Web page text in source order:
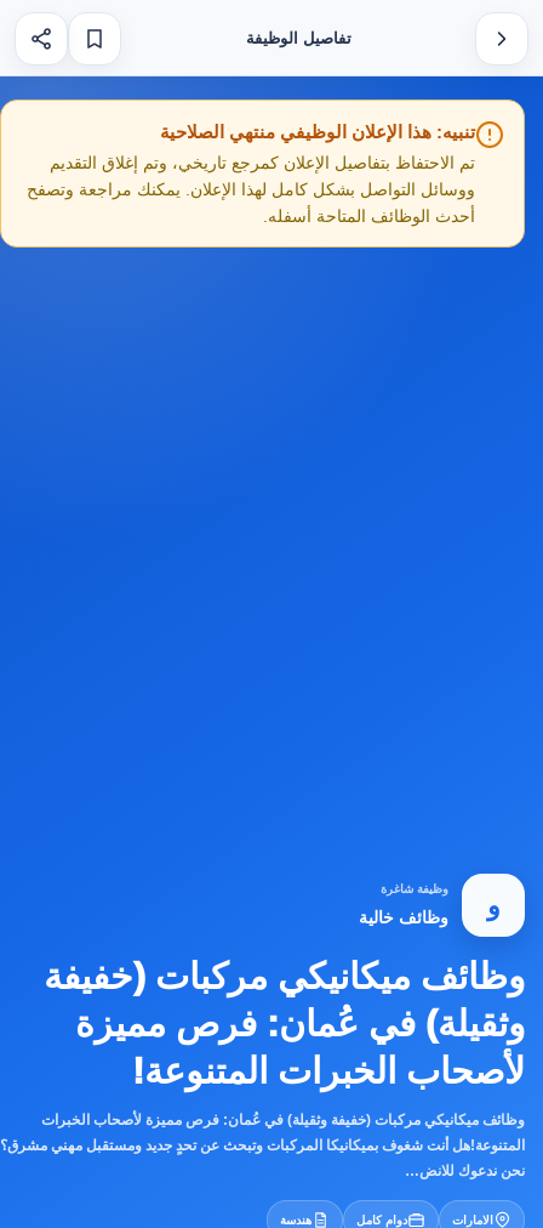
تفاصيل الوظيفة
تنبيه: هذا الإعلان الوظيفي منتهي الصلاحية
تم الاحتفاظ بتفاصيل الإعلان كمرجع تاريخي، وتم إغلاق التقديم
ووسائل التواصل بشكل كامل لهذا الإعلان. يمكنك مراجعة وتصفح
أحدث الوظائف المتاحة أسفله.
و
وظيفة شاغرة
وظائف خالية
وظائف ميكانيكي مركبات (خفيفة
وثقيلة) في عُمان: فرص مميزة
لأصحاب الخبرات المتنوعة!
وظائف ميكانيكي مركبات (خفيفة وثقيلة) في عُمان: فرص مميزة لأصحاب الخبرات
المتنوعة!هل أنت شغوف بميكانيكا المركبات وتبحث عن تحدٍ جديد ومستقبل مهني مشرق؟
نحن ندعوك للانض…
الامارات دوام كامل هندسة